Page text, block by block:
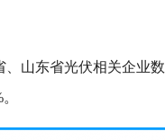
山东省光伏相关企业